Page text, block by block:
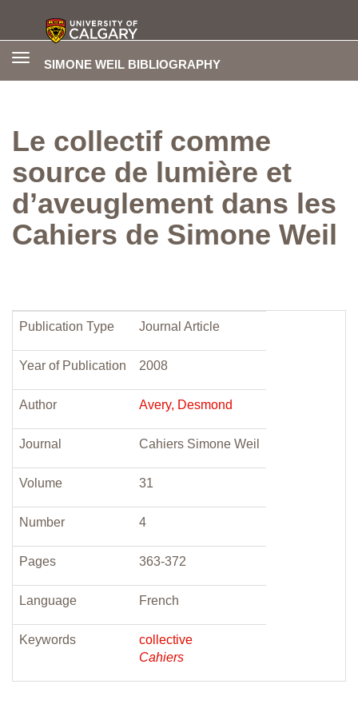
SIMONE WEIL BIBLIOGRAPHY
Toggle
Le collectif comme
source de lumière et
d’aveuglement dans les
Cahiers de Simone Weil
Publication Type Journal Article
Year of Publication 2008
Author Avery, Desmond
Journal Cahiers Simone Weil
Volume 31
Number 4
Pages 363-372
Language French
Keywords
collective
Cahiers